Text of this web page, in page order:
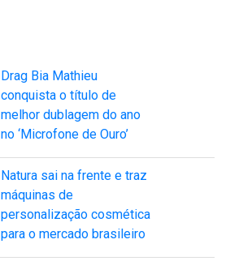
Drag Bia Mathieu
conquista o título de
melhor dublagem do ano
no ‘Microfone de Ouro’
Natura sai na frente e traz
máquinas de
personalização cosmética
para o mercado brasileiro